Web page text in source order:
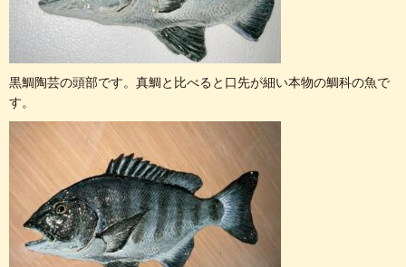
黒鯛陶芸の頭部です。真鯛と比べると口先が細い本物の鯛科の魚で
す。